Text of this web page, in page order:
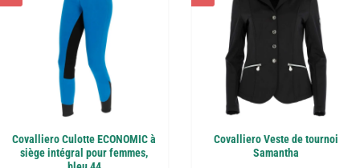
Covalliero Culotte ECONOMIC à
siège intégral pour femmes,
Covalliero Veste de tournoi
Samantha